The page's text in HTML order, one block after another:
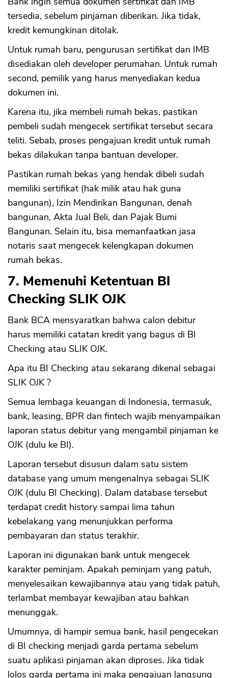
tersedia, sebelum pinjaman diberikan. Jika tidak,
kredit kemungkinan ditolak.
Untuk rumah baru, pengurusan sertifikat dan IMB
disediakan oleh developer perumahan. Untuk rumah
second, pemilik yang harus menyediakan kedua
dokumen ini.
Karena itu, jika membeli rumah bekas, pastikan
pembeli sudah mengecek sertifikat tersebut secara
teliti. Sebab, proses pengajuan kredit untuk rumah
bekas dilakukan tanpa bantuan developer.
Pastikan rumah bekas yang hendak dibeli sudah
memiliki sertifikat (hak milik atau hak guna
bangunan), Izin Mendirikan Bangunan, denah
bangunan, Akta Jual Beli, dan Pajak Bumi
Bangunan. Selain itu, bisa memanfaatkan jasa
notaris saat mengecek kelengkapan dokumen
rumah bekas.
7. Memenuhi Ketentuan BI
Checking SLIK OJK
Bank BCA mensyaratkan bahwa calon debitur
harus memiliki catatan kredit yang bagus di BI
Checking atau SLIK OJK.
Apa itu BI Checking atau sekarang dikenal sebagai
SLIK OJK ?
Semua lembaga keuangan di Indonesia, termasuk,
bank, leasing, BPR dan fintech wajib menyampaikan
laporan status debitur yang mengambil pinjaman ke
OJK (dulu ke BI).
Laporan tersebut disusun dalam satu sistem
database yang umum mengenalnya sebagai SLIK
OJK (dulu BI Checking). Dalam database tersebut
terdapat credit history sampai lima tahun
kebelakang yang menunjukkan performa
pembayaran dan status terakhir.
Laporan ini digunakan bank untuk mengecek
karakter peminjam. Apakah peminjam yang patuh,
menyelesaikan kewajibannya atau yang tidak patuh,
terlambat membayar kewajiban atau bahkan
menunggak.
Umumnya, di hampir semua bank, hasil pengecekan
di BI checking menjadi garda pertama sebelum
suatu aplikasi pinjaman akan diproses. Jika tidak
lolos garda pertama ini maka pengajuan langsung